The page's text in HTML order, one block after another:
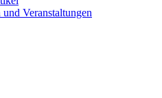
Veranstaltungen